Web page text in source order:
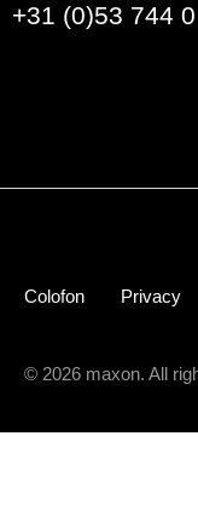
+31 (0)53 744
Colofon Privacy
© 2026 maxon. All